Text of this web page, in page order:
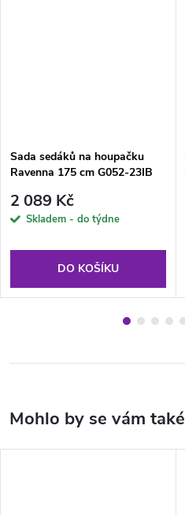
Sada sedáků na houpačku
Ravenna 175 cm G052-23IB
2 089 Kč
Skladem - do týdne
DO KOŠÍKU